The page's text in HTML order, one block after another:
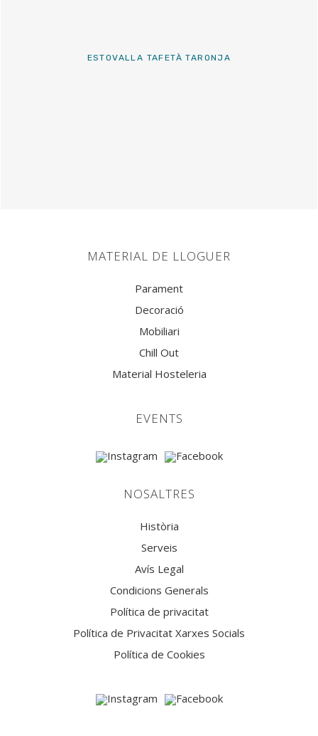
ESTOVALLA TAFETÀ TARONJA
MATERIAL DE LLOGUER
Parament
Decoració
Mobiliari
Chill Out
Material Hosteleria
EVENTS
NOSALTRES
Història
Serveis
Avís Legal
Condicions Generals
Política de privacitat
Política de Privacitat Xarxes Socials
Política de Cookies